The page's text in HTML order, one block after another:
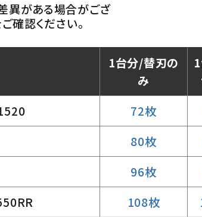
異がある場合がござ
確認ください。
1台分/替刃の
み
72枚
80枚
96枚
108枚